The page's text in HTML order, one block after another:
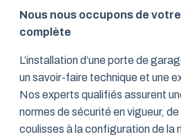
Nous nous occupons de
complète
L’installation d’une porte de
un savoir-faire technique et une
Nos experts qualifiés assurent
normes de sécurité en vigueur,
coulisses à la configuration de la